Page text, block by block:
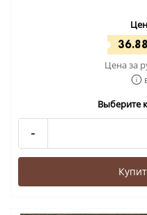
36.88
Цена за
Выберите
-